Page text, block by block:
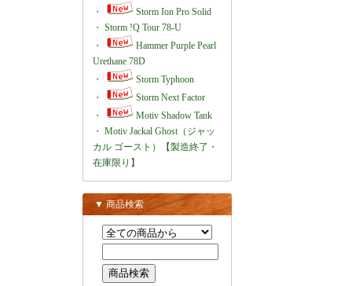
・
Storm Ion Pro Solid
・ Storm !Q Tour 78-U
・
Hammer Purple Pearl
Urethane 78D
・
Storm Typhoon
・
Storm Next Factor
・
Motiv Shadow Tank
・ Motiv Jackal Ghost（ジャッ
カル ゴースト）【製造終了・
在庫限り】
▼ 商品検索